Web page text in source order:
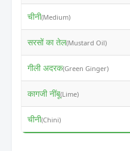
चीनी(Medium)
सरसों का तेल(Mustard Oil)
गीली अदरक(Green Ginger)
कागजी नींबू(Lime)
चीनी(Chini)